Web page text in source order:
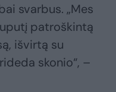
svarbus. „Mes
patroškintą
išvirtą su
skonio“, –